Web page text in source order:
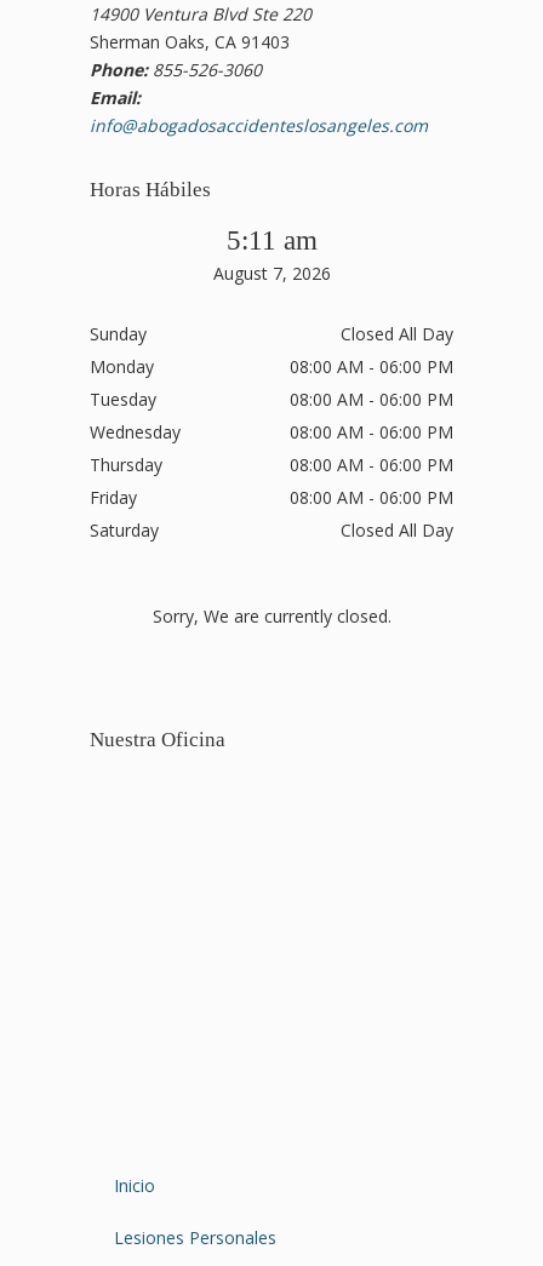
14900 Ventura Blvd Ste 220
Sherman Oaks, CA 91403
Phone:855-526-3060
Email:
info@abogadosaccidenteslosangeles.com
Horas Hábiles
5:11 am
August 7, 2026
Sunday
Closed All Day
Monday
08:00 AM - 06:00 PM
Tuesday
08:00 AM - 06:00 PM
Wednesday
08:00 AM - 06:00 PM
Thursday
08:00 AM - 06:00 PM
Friday
08:00 AM - 06:00 PM
Saturday
Closed All Day
Sorry, We are currently closed.
Nuestra Oficina
Inicio
Lesiones Personales